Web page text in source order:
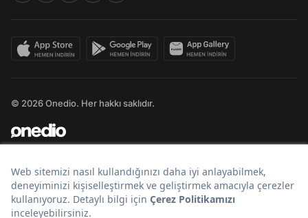
© 2026 Onedio. Her hakkı saklıdır.
Bir markasıdır.